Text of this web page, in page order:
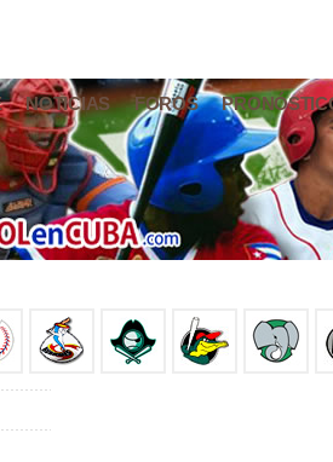
NOTICIAS FOROS